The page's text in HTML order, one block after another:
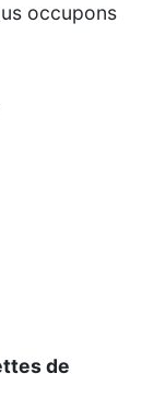
occupons
de